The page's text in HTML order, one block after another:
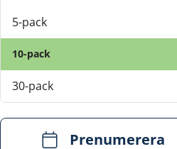
5-pack
10-pack
30-pack
Prenumerera